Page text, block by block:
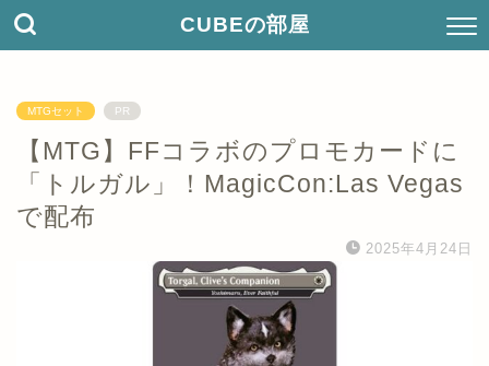
CUBEの部屋
MTGセット PR
【MTG】FFコラボのプロモカードに
「トルガル」！MagicCon:Las Vegas
で配布
2025年4月24日